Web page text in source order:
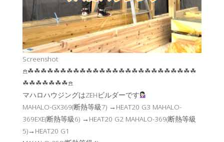
Screenshot
𖠿☘︎☘︎☘︎☘︎☘︎☘︎☘︎☘︎☘︎☘︎☘︎☘︎☘︎☘︎☘︎☘︎☘︎☘︎☘︎☘︎☘︎☘︎☘︎☘︎☘︎☘︎
☘︎☘︎☘︎☘︎☘︎☘︎☘︎𖠿
マハロハウジングはZEHビルダーです
MAHALO-GX369(断熱等級7) →HEAT20 G3 MAHALO-
369EXE(断熱等級6) →HEAT20 G2 MAHALO-369(断熱等級
5)→HEAT20 G1